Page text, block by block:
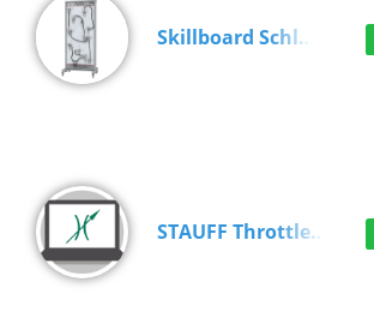
Skillboard Schl…
STAUFF Throttle…